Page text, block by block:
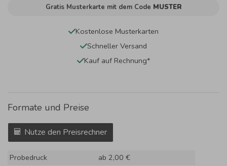
Gratis Musterkarte mit dem Code MUSTER
Kostenlose Musterkarten
Schneller Versand
Kauf auf Rechnung*
Formate und Preise
Nutze den Preisrechner
Probedruck
ab 2,00 €